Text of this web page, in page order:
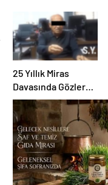
25 Yıllık Miras
Davasında Gözler
Temmuz Ayındaki
Karar Duruşmasına
Çevrildi